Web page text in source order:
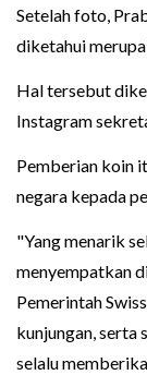
Setelah foto,
diketahui
Hal tersebut
Instagram
Pemberian koin
negara kepada
"Yang menarik
menyempatkan
Pemerintah
kunjungan, serta
selalu